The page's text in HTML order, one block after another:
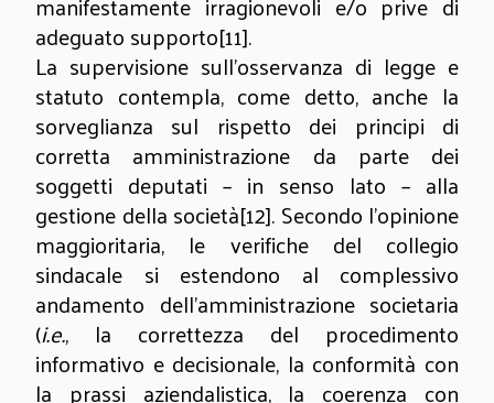
adeguato supporto[11].
La supervisione sull’osservanza di legge e
statuto contempla, come detto, anche la
sorveglianza sul rispetto dei principi di
corretta amministrazione da parte dei
soggetti deputati – in senso lato – alla
gestione della società[12]. Secondo l’opinione
maggioritaria, le verifiche del collegio
sindacale si estendono al complessivo
andamento dell’amministrazione societaria
(i.e., la correttezza del procedimento
informativo e decisionale, la conformità con
la prassi aziendalistica, la coerenza con